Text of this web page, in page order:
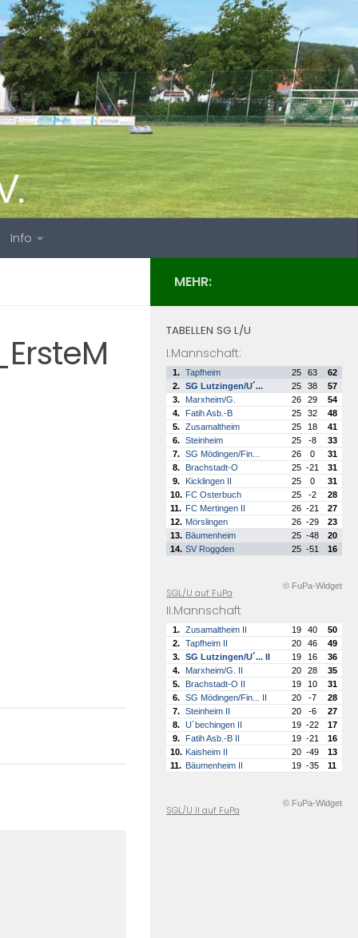
Info
MEHR:
TABELLEN SG L/U
I.Mannschaft:
1. Tapfheim 25 63
62
2.
SG Lutzingen/U´... 25 38
57
3.
Marxheim/G. 26 29
54
4.
Fatih Asb.-B 25 32
48
5.
Zusamaltheim 25 18
41
6.
Steinheim 25 -8
33
7.
SG Mödingen/Fin... 26 0
31
8.
Brachstadt-O 25 -21
31
9.
Kicklingen II 25 0
31
10. FC Osterbuch 25 -2
28
11. FC Mertingen II 26 -21
27
12. Mörslingen 26 -29
23
13. Bäumenheim 25 -48
20
14. SV Roggden 25 -51 16
© FuPa-Widget
SGL/U auf FuPa
II.Mannschaft
1. Zusamaltheim II 19 40
50
2.
Tapfheim II 20 46
49
3.
SG Lutzingen/U´... II 19 16
36
4.
Marxheim/G. II 20 28
35
5.
Brachstadt-O II 19 10
31
6.
SG Mödingen/Fin... II 20 -7
28
7.
Steinheim II 20 -6
27
8.
U´bechingen II 19 -22
17
9.
Fatih Asb.-B II 19 -21
16
10. Kaisheim II 20 -49
13
11. Bäumenheim II 19 -35 11
© FuPa-Widget
SGL/U II auf FuPa